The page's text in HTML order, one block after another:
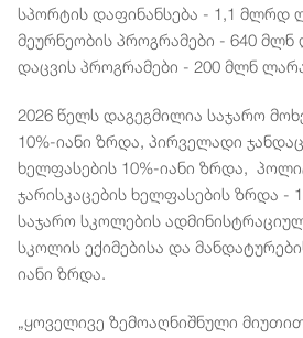
სპორტის დაფინანსება - 1,1 მლრდ
მეურნეობის პროგრამები - 640
დაცვის პროგრამები - 200 მლნ
2026 წელს დაგეგმილია საჯარო
10%-იანი ზრდა, პირველადი
ხელფასების 10%-იანი ზრდა,
ჯარისკაცების ხელფასების ზრდა -
საჯარო სკოლების
სკოლის ექიმებისა და
იანი ზრდა.
„ყოველივე ზემოაღნიშნული